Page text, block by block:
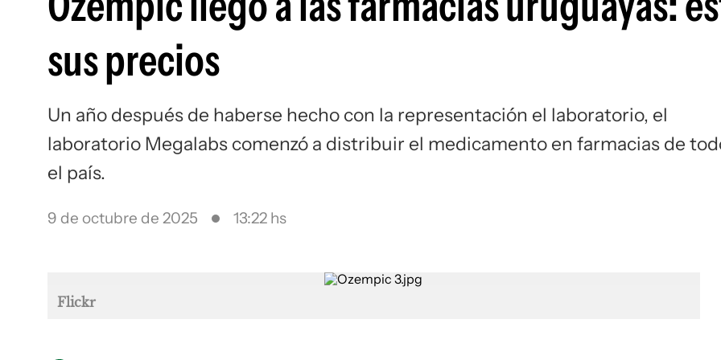
sus precios
Un año después de haberse hecho con la representación el laboratorio, el
laboratorio Megalabs comenzó a distribuir el medicamento en farmacias de
el país.
9 de octubre de 2025 13:22 hs
Flickr